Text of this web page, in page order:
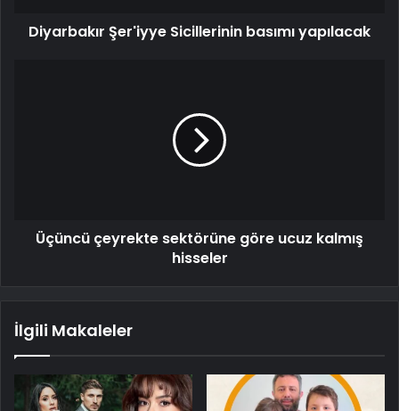
Diyarbakır Şer'iyye Sicillerinin basımı yapılacak
Üçüncü çeyrekte sektörüne göre ucuz kalmış
hisseler
İlgili Makaleler